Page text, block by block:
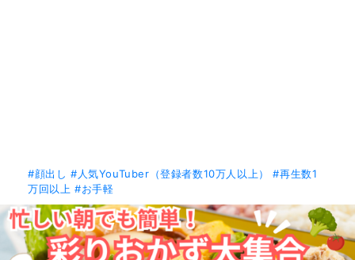
#顔出し #人気YouTuber（登録者数10万人以上）
#再生数1
万回以上 #お手軽